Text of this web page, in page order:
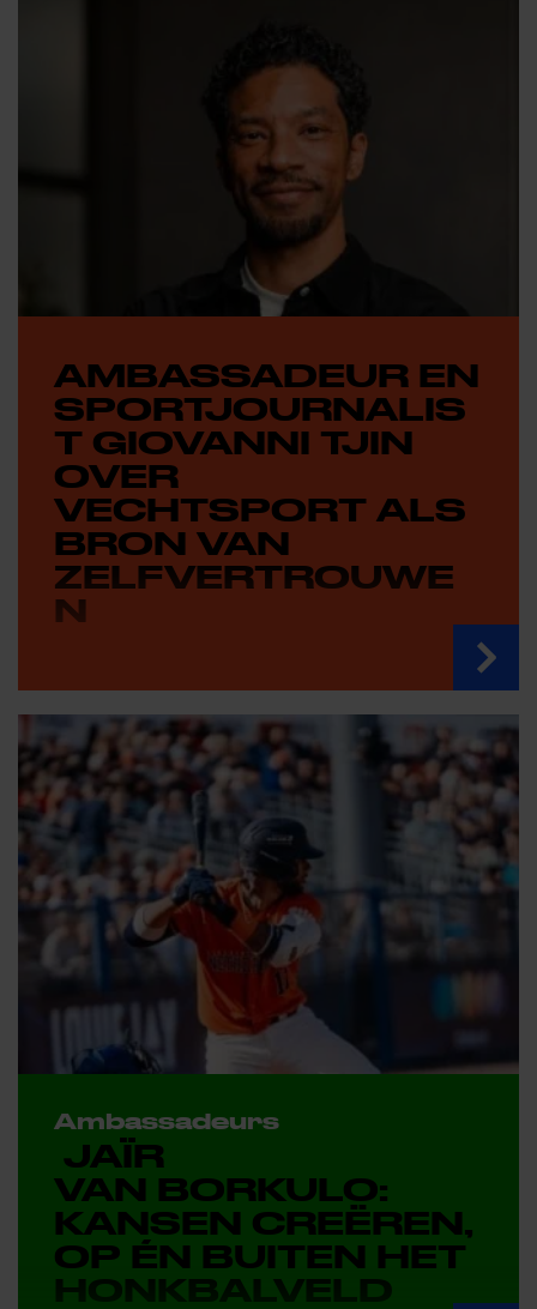
AMBASSADEUR EN
SPORTJOURNALIS
T GIOVANNI TJIN
OVER
VECHTSPORT ALS
BRON VAN
ZELFVERTROUWE
N
Ambassadeurs
JAÏR
VAN BORKULO:
KANSEN CREËREN,
OP ÉN BUITEN HET
HONKBALVELD